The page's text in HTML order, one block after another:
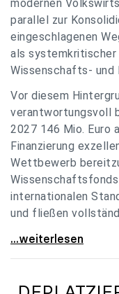
modernen
parallel zur
eingeschlagenen
als
Wissenschafts- und
Vor diesem
verantwortungsvoll
2027 146 Mio. Euro
Finanzierung
Wettbewerb
internationalen
und fließen
Gemeinsam für
...weiterlesen